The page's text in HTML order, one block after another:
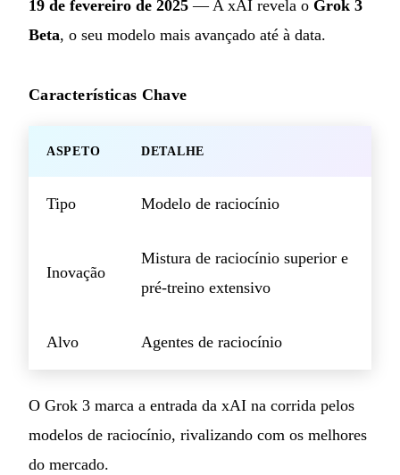
19 de fevereiro de 2025 — A xAI revela o Grok 3
Beta, o seu modelo mais avançado até à data.
Características Chave
ASPETO DETALHE
Tipo Modelo de raciocínio
Inovação
Mistura de raciocínio superior e
pré-treino extensivo
Alvo Agentes de raciocínio
O Grok 3 marca a entrada da xAI na corrida pelos
modelos de raciocínio, rivalizando com os melhores
do mercado.